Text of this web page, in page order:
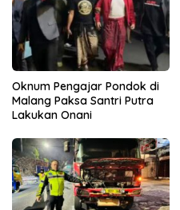
Oknum Pengajar Pondok di
Malang Paksa Santri Putra
Lakukan Onani